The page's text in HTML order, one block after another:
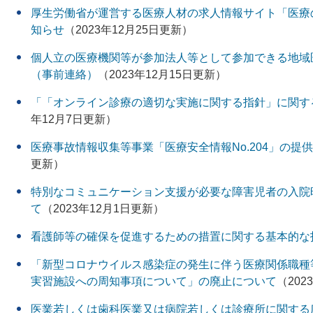
厚生労働省が運営する医療人材の求人情報サイト「医
知らせ （2023年12月25日更新）
個人立の医療機関等が参加法人等として参加できる地
（事前連絡）
（2023年12月15日更新）
「「オンライン診療の適切な実施に関する指針」に関
年12月7日更新）
医療事故情報収集等事業「医療安全情報No.204」の提
更新）
特別なコミュニケーション支援が必要な障害児者の入
て
（2023年12月1日更新）
看護師等の確保を促進するための措置に関する基本的
「新型コロナウイルス感染症の発生に伴う医療関係職
実習施設への周知事項について」の廃止について
（
医業若しくは歯科医業又は病院若しくは診療所に関す